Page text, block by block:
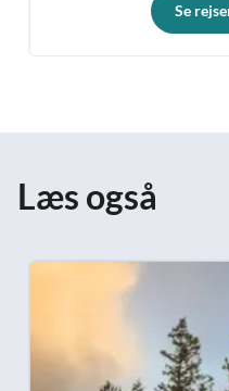
Se
Læs også